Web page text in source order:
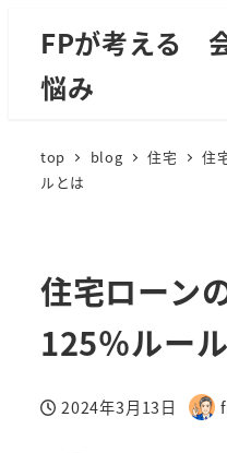
FPが考える
悩み
top blog 住宅
住
ルとは
住宅ローン
125％ルー
投稿日
2024年3月13日
著